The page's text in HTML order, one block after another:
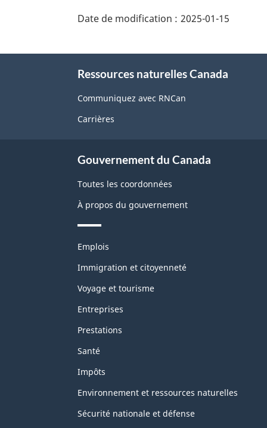
de
page"
Date de modification : 2025-01-15
Ressources naturelles Canada
Communiquez avec RNCan
Carrières
Gouvernement du Canada
Toutes les coordonnées
À propos du gouvernement
Thèmes
sujets
Emplois
Immigration et citoyenneté
Voyage et tourisme
Entreprises
Prestations
Santé
Impôts
Environnement et ressources naturelles
Sécurité nationale et défense